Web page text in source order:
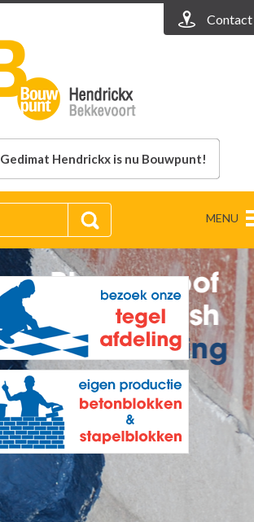
Contact
Gedimat Hendrickx is nu Bouwpunt!
MENU